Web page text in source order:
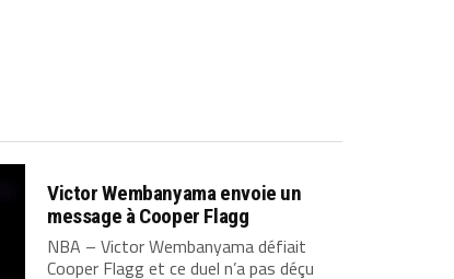
Victor Wembanyama envoie un
message à Cooper Flagg
NBA – Victor Wembanyama défiait
Cooper Flagg et ce duel n’a pas déçu